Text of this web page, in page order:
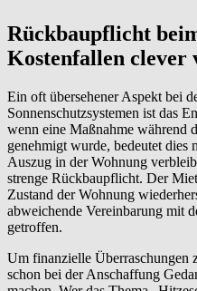
Rückbaupflicht
Kostenfallen clever
Ein oft übersehener Aspekt bei
Sonnenschutzsystemen ist das
wenn eine Maßnahme während
genehmigt wurde, bedeutet dies
Auszug in der Wohnung
strenge Rückbaupflicht. Der
Zustand der Wohnung
abweichende Vereinbarung mit
getroffen.
Um finanzielle Überraschungen
schon bei der Anschaffung